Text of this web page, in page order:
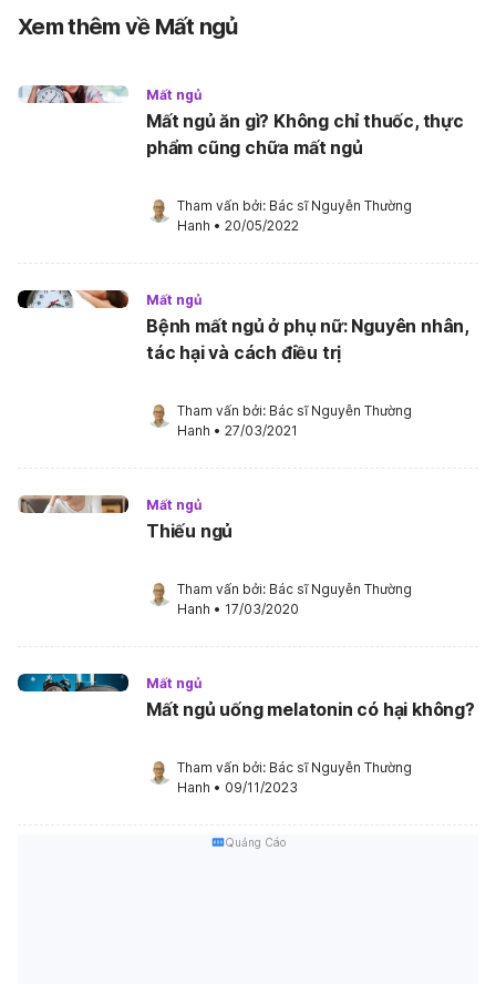
Xem thêm về Mất ngủ
Mất ngủ
Mất ngủ ăn gì? Không chỉ thuốc, thực
phẩm cũng chữa mất ngủ
Tham vấn bởi: Bác sĩ Nguyễn Thường
Hanh • 20/05/2022
Mất ngủ
Bệnh mất ngủ ở phụ nữ: Nguyên nhân,
tác hại và cách điều trị
Tham vấn bởi: Bác sĩ Nguyễn Thường
Hanh • 27/03/2021
Mất ngủ
Thiếu ngủ
Tham vấn bởi: Bác sĩ Nguyễn Thường
Hanh • 17/03/2020
Mất ngủ
Mất ngủ uống melatonin có hại không?
Tham vấn bởi: Bác sĩ Nguyễn Thường
Hanh • 09/11/2023
Quảng Cáo